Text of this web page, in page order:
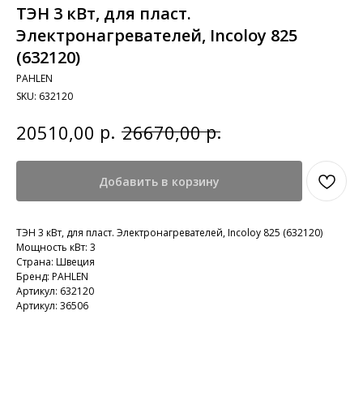
ТЭН 3 кВт, для пласт.
Электронагревателей, Incoloy 825
(632120)
PAHLEN
SKU: 632120
20510,00 р. 26670,00 р.
Добавить в корзину
ТЭН 3 кВт, для пласт. Электронагревателей, Incoloy 825 (632120)
Мощность кВт: 3
Страна: Швеция
Бренд: PAHLEN
Артикул: 632120
Артикул: 36506